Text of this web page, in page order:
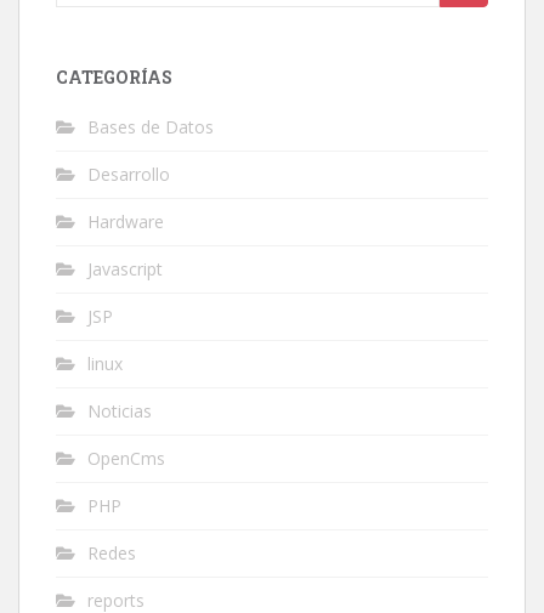
CATEGORÍAS
Bases de Datos
Desarrollo
Hardware
Javascript
JSP
linux
Noticias
OpenCms
PHP
Redes
reports